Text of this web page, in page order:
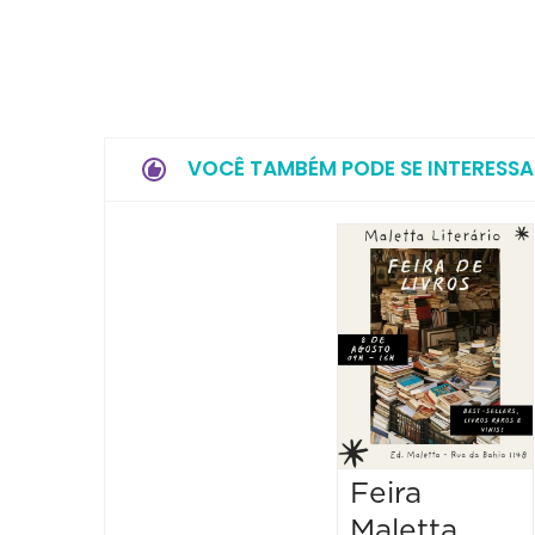
VOCÊ TAMBÉM PODE SE
Feira